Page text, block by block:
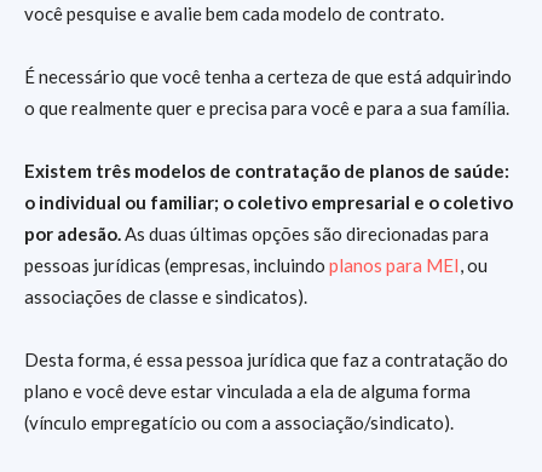
você pesquise e avalie bem cada modelo de contrato.
É necessário que você tenha a certeza de que está adquirindo
o que realmente quer e precisa para você e para a sua família.
Existem três modelos de contratação de planos de saúde:
o individual ou familiar; o coletivo empresarial e o coletivo
por adesão. As duas últimas opções são direcionadas para
pessoas jurídicas (empresas, incluindo planos para MEI , ou
associações de classe e sindicatos).
Desta forma, é essa pessoa jurídica que faz a contratação do
plano e você deve estar vinculada a ela de alguma forma
(vínculo empregatício ou com a associação/sindicato).